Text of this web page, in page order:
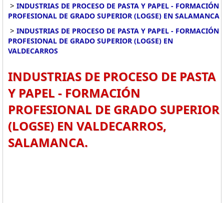
> INDUSTRIAS DE PROCESO DE PASTA Y PAPEL - FORMACIÓN
PROFESIONAL DE GRADO SUPERIOR (LOGSE) EN SALAMANCA
> INDUSTRIAS DE PROCESO DE PASTA Y PAPEL - FORMACIÓN
PROFESIONAL DE GRADO SUPERIOR (LOGSE) EN
VALDECARROS
INDUSTRIAS DE PROCESO DE PASTA
Y PAPEL - FORMACIÓN
PROFESIONAL DE GRADO SUPERIOR
(LOGSE) EN VALDECARROS,
SALAMANCA.